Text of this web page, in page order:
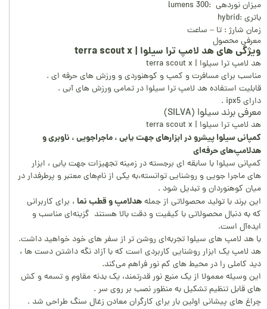
میزان نوردهی :300 lumens
باتری :hybrid
زمان شارژ : تا – ساعت
معرفی محصول
ویژگی های هد لامپ ترا سیلوا | terra scout x
هد لامپ ترا سیلوا | terra scout x
مناسب برای مسافرت و کمپ و کوهنوردی و ورزش های حرفه ای .
قابلیت استفاده هد لامپ ترا سیلوا در تمامی ورزش های آبی .
دارای ipx5 .
معرفی برند سیلوا (SILVA)
هد لامپ ترا سیلوا | terra scout x
کمپانی سیلوا پیشرو در ابزارهای جهت یابی ، ماجراجویی ، ناوبری و
هدلامپ‌های حرفه‌ای
کمپانی سیلوا با سابقه‌ ای برجسته در زمینه تجهیزات جهت‌ یابی ، ابزار
های ماجرا جویی و روشنایی توانسته،به یکی از نام‌های معتبر و پرطرفدار در
میان کوهنوردان و تبدیل شود .
این برند با تولید محصولاتی از جملههدلامپ و قطب نما ، برای کاربرانی
که به دنبال محصولاتی با کیفیت و دقت بالا هستند گزینه‌ای مناسب و
ایده‌آل است.
با هد لامپ های سیلوا تجربه‌ای روشن تر از سفر های خود خواهید داشت.
هد لامپ یک ابزار روشنایی کاربردی است که با آزاد نگه داشتن دست ها ،
دید کاملی را در محیط‌ های کم ‌نور فراهم می‌کند.
این وسیله معمولا از یک منبع نور قدرتمند، یک بدنه مقاوم و تسمه و کش‌
های قابل تنظیم تشکیل به منظور نصب بر روی سر .
چراغ های پیشانی اولین بار برای کارگران معادن زغال سنگ طراحی شد .